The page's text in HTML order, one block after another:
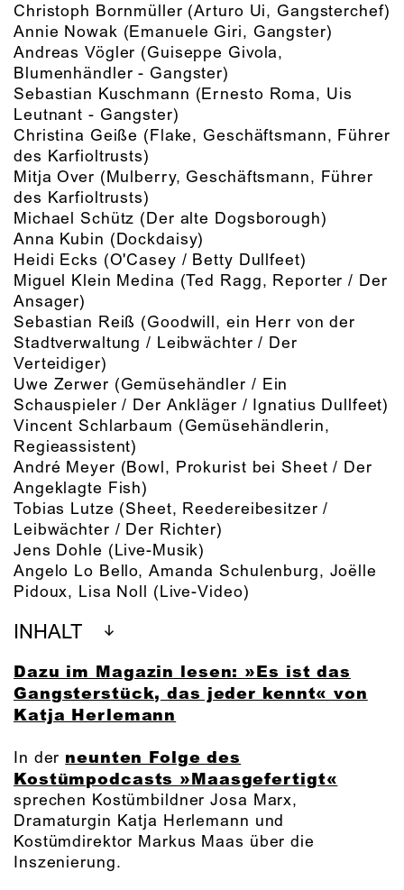
Christoph Bornmüller (Arturo Ui, Gangsterchef)
Annie Nowak (Emanuele Giri, Gangster)
Andreas Vögler (Guiseppe Givola,
Blumenhändler - Gangster)
Sebastian Kuschmann (Ernesto Roma, Uis
Leutnant - Gangster)
Christina Geiße (Flake, Geschäftsmann, Führer
des Karfioltrusts)
Mitja Over (Mulberry, Geschäftsmann, Führer
des Karfioltrusts)
Michael Schütz (Der alte Dogsborough)
Anna Kubin (Dockdaisy)
Heidi Ecks (O'Casey / Betty Dullfeet)
Miguel Klein Medina (Ted Ragg, Reporter / Der
Ansager)
Sebastian Reiß (Goodwill, ein Herr von der
Stadtverwaltung / Leibwächter / Der
Verteidiger)
Uwe Zerwer (Gemüsehändler / Ein
Schauspieler / Der Ankläger / Ignatius Dullfeet)
Vincent Schlarbaum (Gemüsehändlerin,
Regieassistent)
André Meyer (Bowl, Prokurist bei Sheet / Der
Angeklagte Fish)
Tobias Lutze (Sheet, Reedereibesitzer /
Leibwächter / Der Richter)
Jens Dohle (Live-Musik)
Angelo Lo Bello, Amanda Schulenburg, Joëlle
Pidoux, Lisa Noll (Live-Video)
INHALT
Dazu im Magazin lesen: »Es ist das
Gangsterstück, das jeder kennt« von
Katja Herlemann
In der neunten Folge des
Kostümpodcasts »Maasgefertigt«
sprechen Kostümbildner Josa Marx,
Dramaturgin Katja Herlemann und
Kostümdirektor Markus Maas über die
Inszenierung.